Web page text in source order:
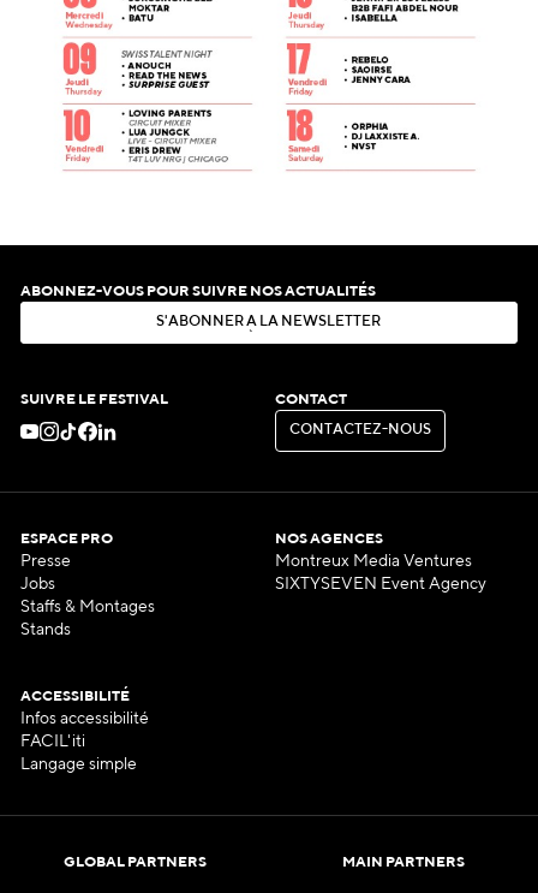
ABONNEZ-VOUS POUR SUIVRE NOS ACTUALITÉS
S'ABONNER À LA NEWSLET T ER
S'ABONNERÀLANEWSLETTER
SUIVRE LE FESTIVAL CONTACT
CON T ACT EZ-NOUS
CONTACTEZ-NOUS
ESPACE PRO
Presse
Jobs
Staffs & Montages
Stands
NOS AGENCES
Montreux Media Ventures
SIXTYSEVEN Event Agency
ACCESSIBILITÉ
Infos accessibilité
FACIL'iti
Langage simple
GLOBAL PARTNERS MAIN PARTNERS